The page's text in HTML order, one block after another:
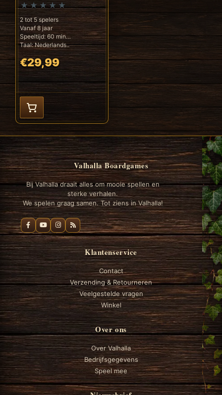
2 tot 5 spelers
Vanaf 8 jaar
Speeltijd: 60 min
Taal: Nederlands..
€29,99
Valhalla Boardgames
Bij Valhalla draait alles om mooie spellen en
sterke verhalen.
We spelen graag samen. Tot ziens in Valhalla!
Klantenservice
Contact
Verzending & Retourneren
Veelgestelde vragen
Winkel
Over ons
Over Valhalla
Bedrijfsgegevens
Speel mee